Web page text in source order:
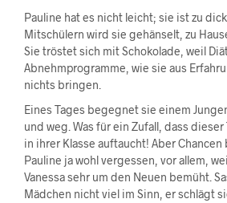
Pauline hat es nicht leicht; sie ist zu
Mitschülern wird sie gehänselt, zu
Sie tröstet sich mit Schokolade, weil
Abnehmprogramme, wie sie aus
nichts bringen.
Eines Tages begegnet sie einem
und weg. Was für ein Zufall, dass dieser
in ihrer Klasse auftaucht! Aber Chancen
Pauline ja wohl vergessen, vor allem,
Vanessa sehr um den Neuen bemüht.
Mädchen nicht viel im Sinn, er schlägt